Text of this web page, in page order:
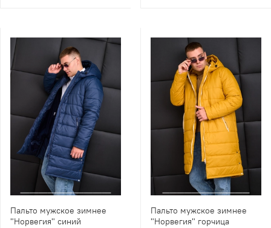
Пальто мужское зимнее
"Норвегия" синий
Пальто мужское зимнее
"Норвегия" горчица